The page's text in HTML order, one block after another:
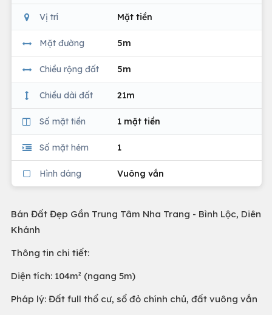
Vị trí Mặt tiền
Mặt đường 5m
Chiều rộng đất 5m
Chiều dài đất 21m
Số mặt tiền 1 mặt tiền
Số mặt hẻm 1
Hình dáng Vuông vắn
Bán Đất Đẹp Gần Trung Tâm Nha Trang - Bình Lộc, Diên
Khánh
Thông tin chi tiết:
Diện tích: 104m² (ngang 5m)
Pháp lý: Đất full thổ cư, sổ đỏ chính chủ, đất vuông vắn